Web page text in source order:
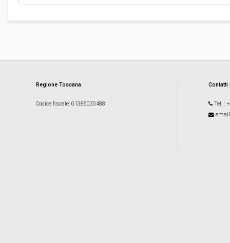
Regione Toscana
Codice fiscale: 01386030488 Tel. :
email